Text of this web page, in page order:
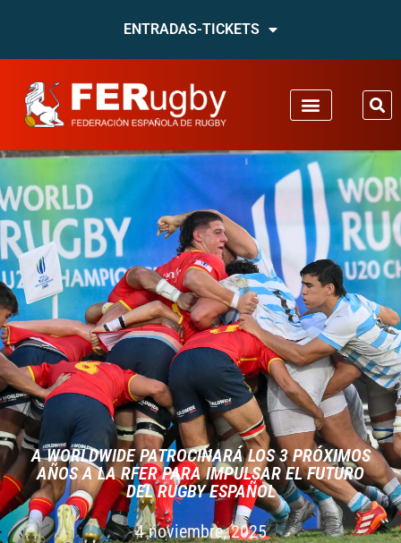
ENTRADAS-TICKETS
A WORLDWIDE PATROCINARÁ LOS 3 PRÓXIMOS
AÑOS A LA RFER PARA IMPULSAR EL FUTURO
DEL RUGBY ESPAÑOL
4 noviembre, 2025